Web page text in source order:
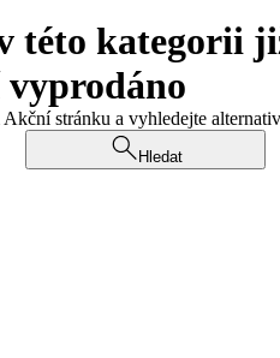
této kategorii
stránku a vyhledejte
Hledat